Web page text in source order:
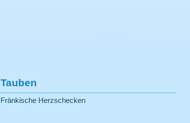
Tauben
Fränkische Herzschecken